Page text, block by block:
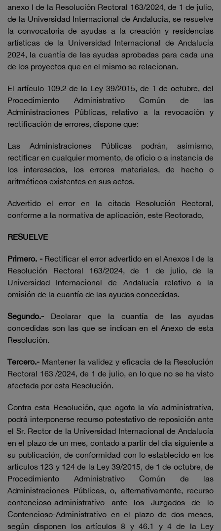
anexo I de la Resolución Rectoral 163/2024, de 1 de julio,
de la Universidad Internacional de Andalucía, se resuelve
la convocatoria de ayudas a la creación y residencias
artísticas de la Universidad Internacional de Andalucía
2024, la cuantía de las ayudas aprobadas para cada una
de los proyectos que en el mismo se relacionan.
El artículo 109.2 de la Ley 39/2015, de 1 de octubre, del
Procedimiento Administrativo Común de las
Administraciones Públicas, relativo a la revocación y
rectificación de errores, dispone que:
Las Administraciones Públicas podrán, asimismo,
rectificar en cualquier momento, de oficio o a instancia de
los interesados, los errores materiales, de hecho o
aritméticos existentes en sus actos.
Advertido el error en la citada Resolución Rectoral,
conforme a la normativa de aplicación, este Rectorado,
RESUELVE
Primero. -Rectificar el error advertido en el Anexos I de la
Resolución Rectoral 163/2024, de 1 de julio, de la
Universidad Internacional de Andalucía relativo a la
omisión de la cuantía de las ayudas concedidas.
Segundo.- Declarar que la cuantía de las ayudas
concedidas son las que se indican en el Anexo de esta
Resolución.
Tercero.- Mantener la validez y eficacia de la Resolución
Rectoral 163 /2024, de 1 de julio, en lo que no se ha visto
afectada por esta Resolución.
Contra esta Resolución, que agota la vía administrativa,
podrá interponerse recurso potestativo de reposición ante
el Sr. Rector de la Universidad Internacional de Andalucía
en el plazo de un mes, contado a partir del día siguiente a
su publicación, de conformidad con lo establecido en los
artículos 123 y 124 de la Ley 39/2015, de 1 de octubre, de
Procedimiento Administrativo Común de las
Administraciones Públicas, o, alternativamente, recurso
contencioso-administrativo ante los Juzgados de lo
Contencioso-Administrativo en el plazo de dos meses,
según disponen los artículos 8 y 46.1 y 4 de la Ley